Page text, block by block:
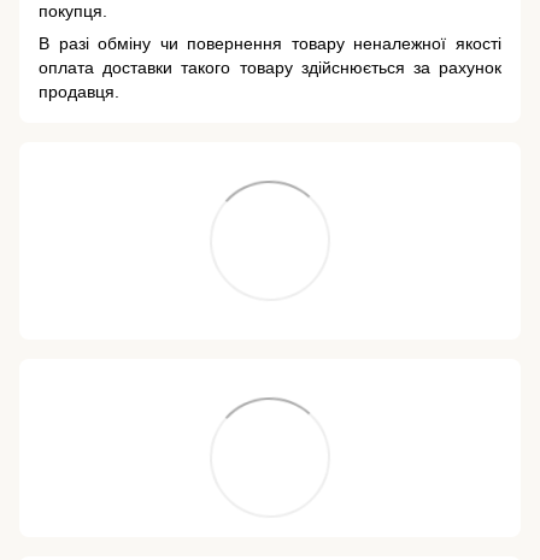
покупця.
В разі обміну чи повернення товару неналежної якості
оплата доставки такого товару здійснюється за рахунок
продавця.